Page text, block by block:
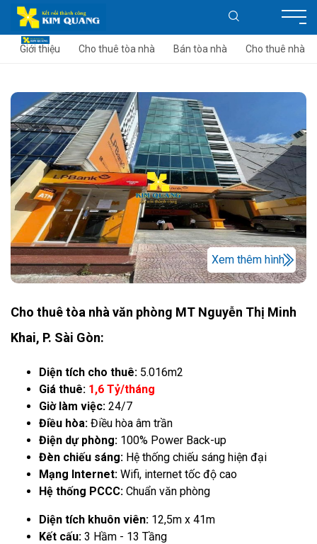
Giới thiệu Cho thuê tòa nhà Bán tòa nhà Cho thuê nhà
Xem thêm hình
Cho thuê tòa nhà văn phòng MT Nguyễn Thị Minh
Khai, P. Sài Gòn:
Diện tích cho thuê: 5.016m2
Giá thuê: 1,6 Tỷ/tháng
Giờ làm việc: 24/7
Điều hòa: Điều hòa âm trần
Điện dự phòng: 100% Power Back-up
Đèn chiếu sáng: Hệ thống chiếu sáng hiện đại
Mạng Internet: Wifi, internet tốc độ cao
Hệ thống PCCC: Chuẩn văn phòng
Diện tích khuôn viên: 12,5m x 41m
Kết cấu: 3 Hầm - 13 Tầng